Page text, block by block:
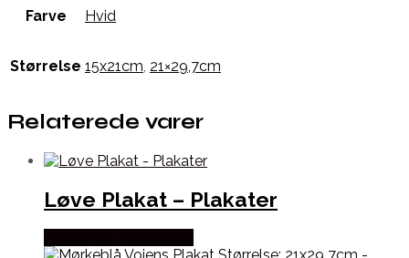
Farve Hvid
Størrelse 15x21cm, 21×29,7cm
Relaterede varer
Løve Plakat – Plakater